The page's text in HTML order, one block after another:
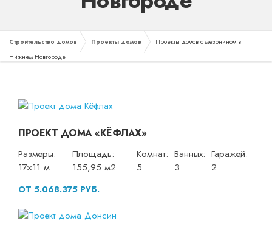
Строительство домов Проекты домов
Проекты домов с мезонином в
Нижнем Новгороде
ПРОЕКТ ДОМА «КЁФЛАХ»
Размеры:
17×11 м
Площадь:
155,95 м2
Комнат:
5
Ванных:
3
Гаражей:
2
ОТ 5.068.375 РУБ.